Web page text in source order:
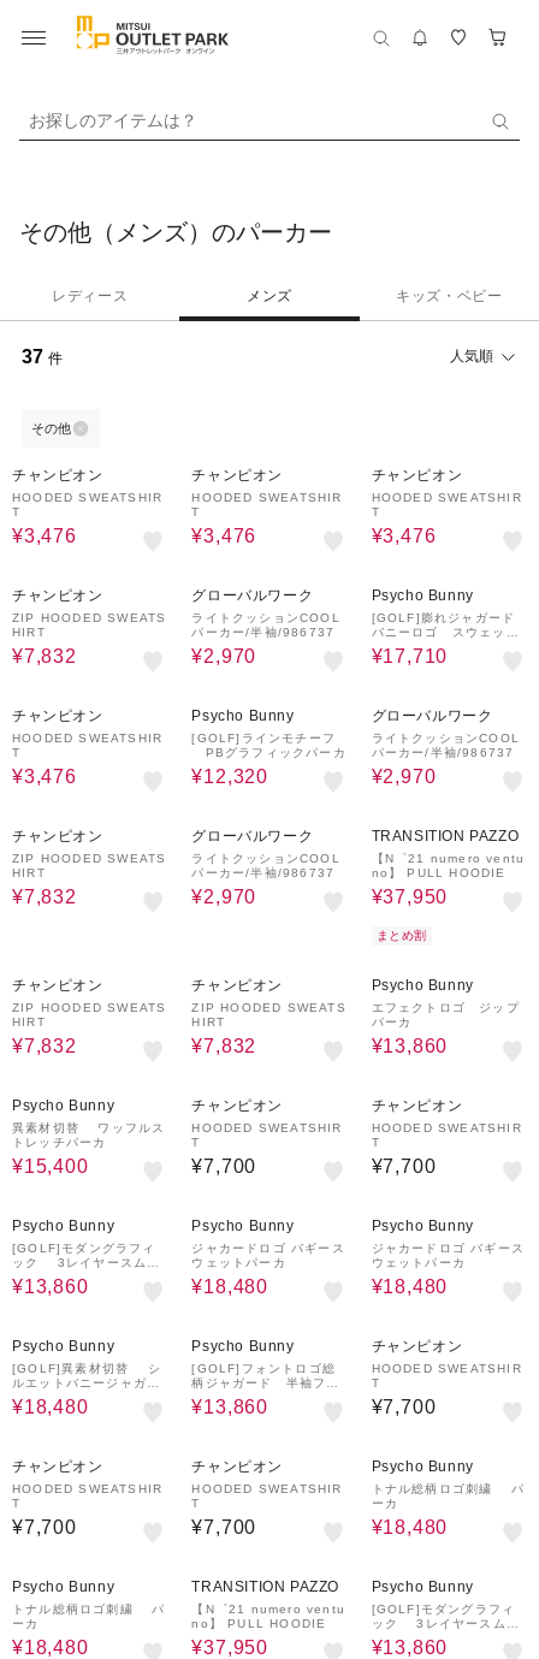
お探しのアイテムは？
その他（メンズ）のパーカー
レディース メンズ キッズ・ベビー
37 件 人気順
その他
チャンピオン
HOODED SWEATSHIR
T
¥3,476
チャンピオン
HOODED SWEATSHIR
T
¥3,476
チャンピオン
HOODED SWEATSHIR
T
¥3,476
チャンピオン
ZIP HOODED SWEATS
HIRT
¥7,832
グローバルワーク
ライトクッションCOOL
パーカー/半袖/986737
¥2,970
Psycho Bunny
[GOLF]膨れジャガード
バニーロゴ スウェット
パーカ
¥17,710
チャンピオン
HOODED SWEATSHIR
T
¥3,476
Psycho Bunny
[GOLF]ラインモチーフ
PBグラフィックパーカ
¥12,320
グローバルワーク
ライトクッションCOOL
パーカー/半袖/986737
¥2,970
チャンピオン
ZIP HOODED SWEATS
HIRT
¥7,832
グローバルワーク
ライトクッションCOOL
パーカー/半袖/986737
¥2,970
TRANSITION PAZZO
【N゜21 numero ventu
no】 PULL HOODIE
¥37,950
まとめ割
チャンピオン
ZIP HOODED SWEATS
HIRT
¥7,832
チャンピオン
ZIP HOODED SWEATS
HIRT
¥7,832
Psycho Bunny
エフェクトロゴ ジップ
パーカ
¥13,860
Psycho Bunny
異素材切替 ワッフルス
トレッチパーカ
¥15,400
チャンピオン
HOODED SWEATSHIR
T
¥7,700
チャンピオン
HOODED SWEATSHIR
T
¥7,700
Psycho Bunny
[GOLF]モダングラフィ
ック 3レイヤースムー
スジップパーカ
¥13,860
Psycho Bunny
ジャカードロゴ バギース
ウェットパーカ
¥18,480
Psycho Bunny
ジャカードロゴ バギース
ウェットパーカ
¥18,480
Psycho Bunny
[GOLF]異素材切替 シ
ルエットバニージャガー
ドパーカ
¥18,480
Psycho Bunny
[GOLF]フォントロゴ総
柄ジャガード 半袖フー
ディ
¥13,860
チャンピオン
HOODED SWEATSHIR
T
¥7,700
チャンピオン
HOODED SWEATSHIR
T
¥7,700
チャンピオン
HOODED SWEATSHIR
T
¥7,700
Psycho Bunny
トナル総柄ロゴ刺繍 パ
ーカ
¥18,480
Psycho Bunny
トナル総柄ロゴ刺繍 パ
ーカ
¥18,480
TRANSITION PAZZO
【N゜21 numero ventu
no】 PULL HOODIE
¥37,950
Psycho Bunny
[GOLF]モダングラフィ
ック 3レイヤースムー
スジップパーカ
¥13,860